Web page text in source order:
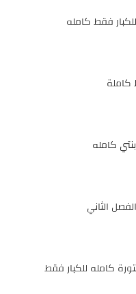
فقط كامله
كاملة
كامله
الثاني
كامله للكبار فقط